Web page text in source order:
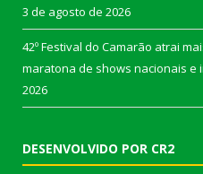
3 de agosto de 2026
42º Festival do Camarão atrai
maratona de shows nacionais e
2026
DESENVOLVIDO POR CR2